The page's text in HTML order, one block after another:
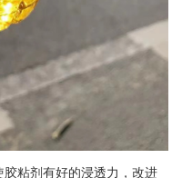
粘剂有好的浸透力，改进